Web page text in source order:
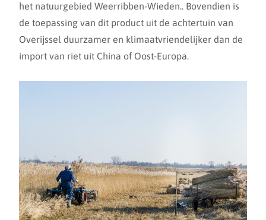
het natuurgebied Weerribben-Wieden.. Bovendien is
de toepassing van dit product uit de achtertuin van
Overijssel duurzamer en klimaatvriendelijker dan de
import van riet uit China of Oost-Europa.